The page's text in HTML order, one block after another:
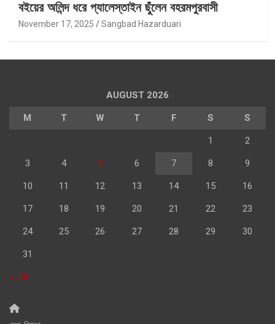
বইয়ের অলিন্দ ধরে প্যালেস্তাইন ছুঁলেন বহরমপুরবাসী
November 17, 2025 Sangbad Hazarduari
AUGUST 2026
M T W T F S S
1 2
3 4 5 6 7 8 9
10 11 12 13 14 15 16
17 18 19 20 21 22 23
24 25 26 27 28 29 30
31
« Jul